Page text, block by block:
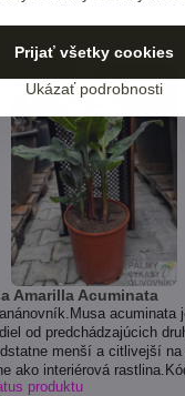
46
Amarilla Acuminata
acuminata
od predchádzajúcich
menší a citlivejší
ako interiérová
produktu
Ukázať podrobnosti
Prijať všetky cookies